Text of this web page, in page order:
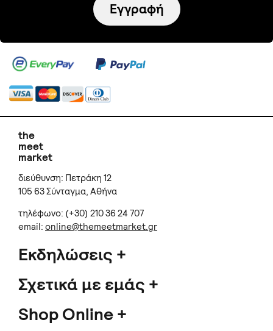
Εγγραφή
the
meet
market
διεύθυνση: Πετράκη 12
105 63 Σύνταγμα, Αθήνα
τηλέφωνο: (+30) 210 36 24 707
email: online@themeetmarket.gr
Εκδηλώσεις
Σχετικά με εμάς
Shop Online